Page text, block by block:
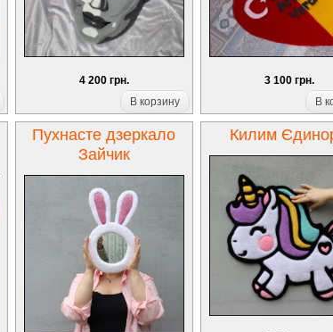
4 200 грн.
В корзину
3 100 грн.
В
Пухнасте дзеркало
Зайчик
Килим